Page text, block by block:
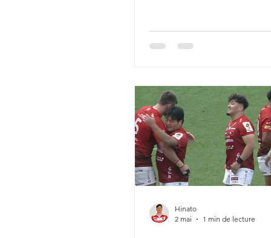
Hinato
2 mai
1 min de lecture